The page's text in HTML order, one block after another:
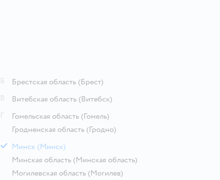
Брестская область (Брест)
Витебская область (Витебск)
Гомельская область (Гомель)
Гродненская область (Гродно)
М Минск (Минск)
Минская область (Минская область)
Могилевская область (Могилев)